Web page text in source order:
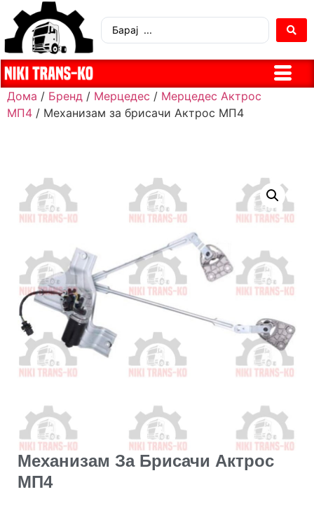
Дома / Бренд / Мерцедес / Мерцедес Актрос
МП4 / Механизам за брисачи Актрос МП4
Механизам За Брисачи Актрос
МП4